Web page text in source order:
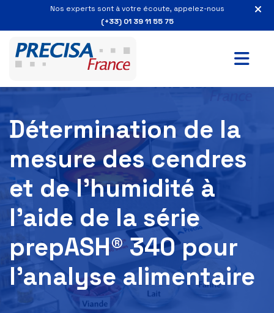
Nos experts sont à votre écoute, appelez-nous
(+33) 01 39 11 55 75
Détermination de la
mesure des cendres
et de l’humidité à
l’aide de la série
prepASH® 340 pour
l’analyse alimentaire